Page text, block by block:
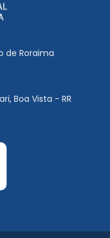
de Roraima
Boa Vista - RR